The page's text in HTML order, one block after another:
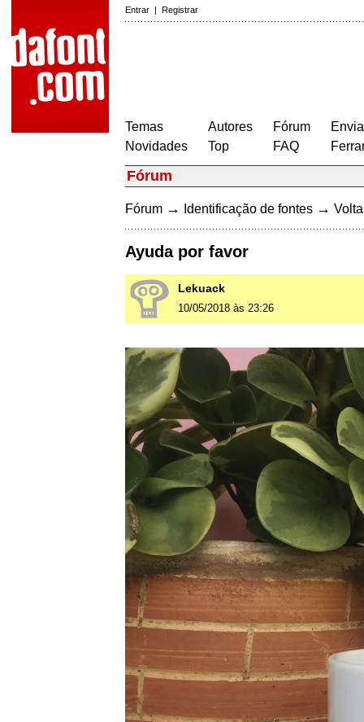
Entrar | Registrar
Temas
Novidades
Autores
Top
Fórum
FAQ
Fórum
Fórum → Identificação de fontes →
Ayuda por favor
Lekuack
10/05/2018 às 23:26